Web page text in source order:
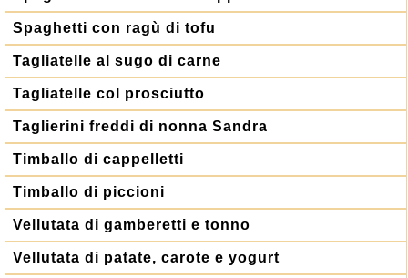
Spaghetti con ragù di tofu
Tagliatelle al sugo di carne
Tagliatelle col prosciutto
Taglierini freddi di nonna Sandra
Timballo di cappelletti
Timballo di piccioni
Vellutata di gamberetti e tonno
Vellutata di patate, carote e yogurt